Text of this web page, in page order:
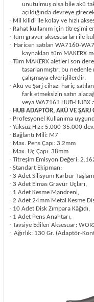
unutulmuş olsa bile akü
açıldığında devreye
· Mil kilidi ile kolay ve hızlı
· Rahat kullanım için titreşimi
· Tüm gravür aksesuarları ile
· Haricen satılan WA7160-
kaynakları tüm MAKERX
· Tüm MAKERX aletleri son
tasarlanmıştır, bu
çalışmaya elverişlilerdir.
· Akü ve Şarj cihazı hariç
fark etmeksizin satın
veya WA7161 HUB-
· HUB ADAPTÖR, AKÜ VE ŞARJ
· Profesyonel Kullanıma
· Yüksüz Hızı: 5.000-35.000
· Bağlantı Mili: M7
· Max. Pens Çapı: 3.2mm
· Max. Uç Çapı: 38mm
· Titreşim Emisyon Değeri:
· Standart Ekipman:
· 3 Adet Silisyum Karbür
· 3 Adet Elmas Gravür Uçları,
· 1 Adet Kesme Mandreni,
· 2 Adet 24mm Metal Kesme
· 10 Adet Disk Zımpara Kâğıdı,
· 1 Adet Pens Anahtarı,
· Tavsiye Edilen Aksesuar:
· Ağırlık: 130 Gr. (Adaptör-